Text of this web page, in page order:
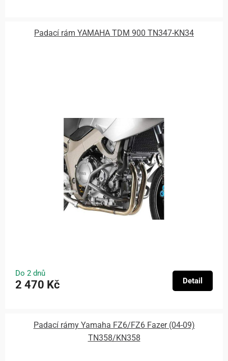
Padací rám YAMAHA TDM 900 TN347-KN34
Do 2 dnů
2 470 Kč Detail
Padací rámy Yamaha FZ6/FZ6 Fazer (04-09)
TN358/KN358